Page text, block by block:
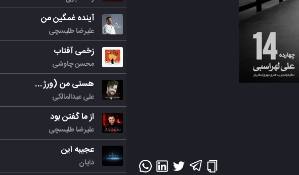
آینده غمگین من
علیرضا طلیسچی
زخمی آفتاب
محسن چاوشی
هستی من (ورژن جدید)
علی عبدالمالکی
از ما گفتن بود
علیرضا طلیسچی
عجیبه این
دایان